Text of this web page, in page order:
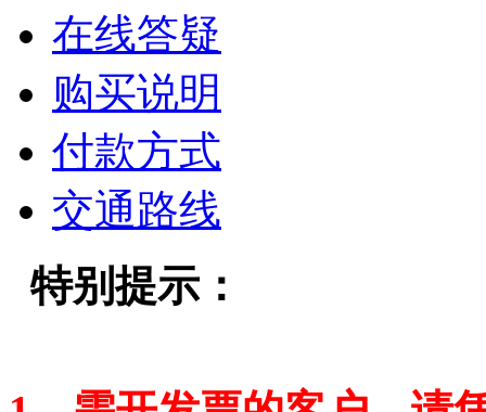
在线答疑
购买说明
付款方式
交通路线
特别提示：